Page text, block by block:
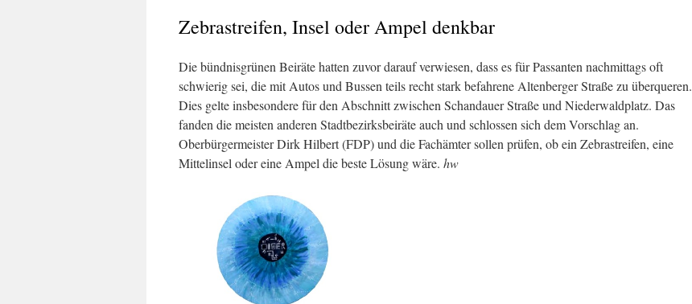
Zebrastreifen, Insel oder Ampel denkbar
Die bündnisgrünen Beiräte hatten zuvor darauf verwiesen, dass es für Passanten nachmittags oft
schwierig sei, die mit Autos und Bussen teils recht stark befahrene Altenberger Straße zu überqueren.
Dies gelte insbesondere für den Abschnitt zwischen Schandauer Straße und Niederwaldplatz. Das
fanden die meisten anderen Stadtbezirksbeiräte auch und schlossen sich dem Vorschlag an.
Oberbürgermeister Dirk Hilbert (FDP) und die Fachämter sollen prüfen, ob ein Zebrastreifen, eine
Mittelinsel oder eine Ampel die beste Lösung wäre. hw